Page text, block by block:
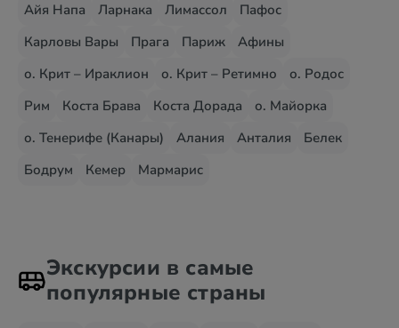
Айя Напа
Ларнака Лимассол
Пафос
Карловы Вары
Прага Париж
Афины
о. Крит – Ираклион
о. Крит – Ретимно
о. Родос
Рим
Коста Брава Коста Дорада
о. Майорка
о. Тенерифе (Канары)
Алания Анталия
Белек
Бодрум
Кемер Мармарис
Экскурсии в самые
популярные страны